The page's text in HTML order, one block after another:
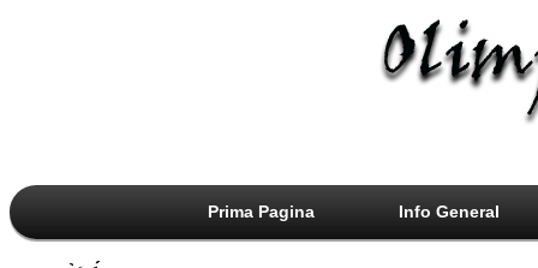
Prima Pagina Info General